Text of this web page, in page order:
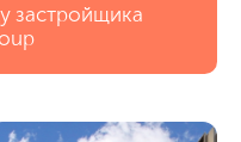
застройщика